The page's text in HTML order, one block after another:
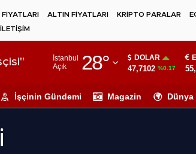
ALTIN FİYATLARI KRİPTO PARALAR
İLETİŞİM
İstanbul
Açık
28°
Adıyaman
Ağrı
DOLAR
47,7102 %0.17
İşçinin Gündemi Magazin Dünya